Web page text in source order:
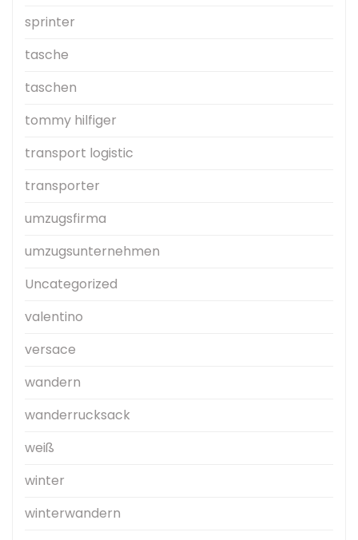
sprinter
tasche
taschen
tommy hilfiger
transport logistic
transporter
umzugsfirma
umzugsunternehmen
Uncategorized
valentino
versace
wandern
wanderrucksack
weiß
winter
winterwandern